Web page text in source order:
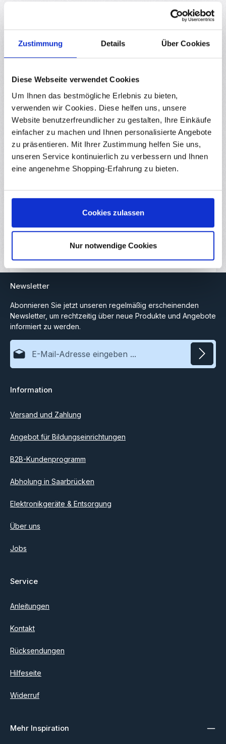
Zustimmung Details Über Cookies
Diese Webseite verwendet Cookies
Um Ihnen das bestmögliche Erlebnis zu bieten,
verwenden wir Cookies. Diese helfen uns, unsere
Website benutzerfreundlicher zu gestalten, Ihre Einkäufe
einfacher zu machen und Ihnen personalisierte Angebote
zu präsentieren. Mit Ihrer Zustimmung helfen Sie uns,
unseren Service kontinuierlich zu verbessern und Ihnen
eine angenehme Shopping-Erfahrung zu bieten.
Cookies zulassen
Nur notwendige Cookies
Produktgalerie überspringen
Ähnliche Produkte
Durchschnittliche Bewertung von 0 von
Seiten eignen sich Ideal für Ihren nächsten Versuchsaufbau! Die
so zum Beispiel eine individuelle Schaltung für Ihren Arduino
sind Ihren Projekt-Ideen keine grenzen gesetzt! Details
Doppelseitige Kontakte Rastermaß: 2.54mm Länge: 7cm Breite:
3cm Lieferumfang 5x Doppelseitige Lochrasterplatine
Sofort verfügbar
Inhalt:5 Stück(0,25 € / 1 Stück)
Regulärer Preis:
Ab1,25 €
Newsletter
Abonnieren Sie jetzt unseren regelmäßig erscheinenden
Newsletter, um rechtzeitig über neue Produkte und Angebote
informiert zu werden.
E-Mail-Adresse*
Ich habe dieDatenschutzbestimmungen
einverstanden.
Information
Versand und Zahlung
Angebot für Bildungseinrichtungen
B2B-Kundenprogramm
Abholung in Saarbrücken
Elektronikgeräte & Entsorgung
Über uns
Jobs
Service
Anleitungen
Kontakt
Rücksendungen
Hilfeseite
Widerruf
Mehr Inspiration